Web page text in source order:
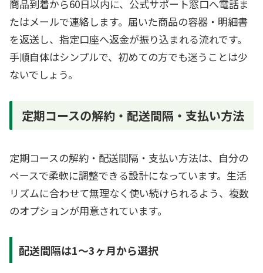
商品到着から60日以内に、公式サポート窓口へ電話ま
たはメールで連絡します。届いた商品の容器・明細書
を返送し、指定口座へ返金が振り込まれる流れです。
手順自体はシンプルで、初めての方でも迷うことは少
ないでしょう。
定期コースの解約・配送間隔・支払い方法
定期コースの解約・配送間隔・支払い方法は、自分の
ペースで柔軟に調整できる設計になっています。生活
リズムに合わせて無理なく使い続けられるよう、複数
のオプションが用意されています。
配送間隔は1～3ヶ月から選択